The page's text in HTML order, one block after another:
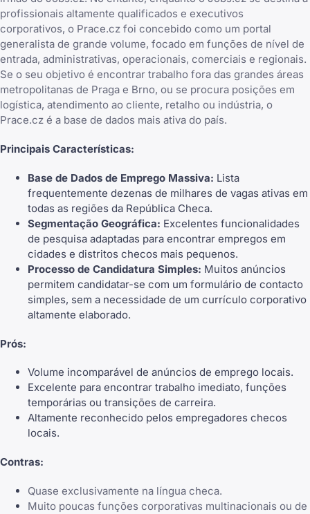
profissionais altamente qualificados e executivos
corporativos, o Prace.cz foi concebido como um portal
generalista de grande volume, focado em funções de nível de
entrada, administrativas, operacionais, comerciais e regionais.
Se o seu objetivo é encontrar trabalho fora das grandes áreas
metropolitanas de Praga e Brno, ou se procura posições em
logística, atendimento ao cliente, retalho ou indústria, o
Prace.cz é a base de dados mais ativa do país.
Principais Características:
Base de Dados de Emprego Massiva: Lista
frequentemente dezenas de milhares de vagas ativas em
todas as regiões da República Checa.
Segmentação Geográfica: Excelentes funcionalidades
de pesquisa adaptadas para encontrar empregos em
cidades e distritos checos mais pequenos.
Processo de Candidatura Simples: Muitos anúncios
permitem candidatar-se com um formulário de contacto
simples, sem a necessidade de um currículo corporativo
altamente elaborado.
Prós:
Volume incomparável de anúncios de emprego locais.
Excelente para encontrar trabalho imediato, funções
temporárias ou transições de carreira.
Altamente reconhecido pelos empregadores checos
locais.
Contras:
Quase exclusivamente na língua checa.
Muito poucas funções corporativas multinacionais ou de